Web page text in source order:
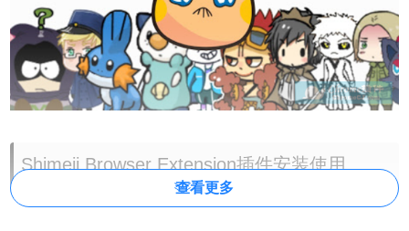
Shimeji Browser Extension插件安装使用
查看更多